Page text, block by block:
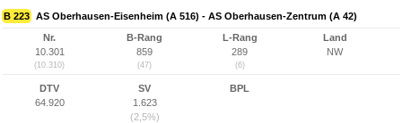
B 223 AS Oberhausen-Eisenheim (A 516) - AS Oberhausen-Zentrum (A 42)
Nr.
10.301
(10.310)
B-Rang
859
(47)
L-Rang
289
(6)
Land
NW
DTV
64.920
SV
1.623
(2,5%)
BPL